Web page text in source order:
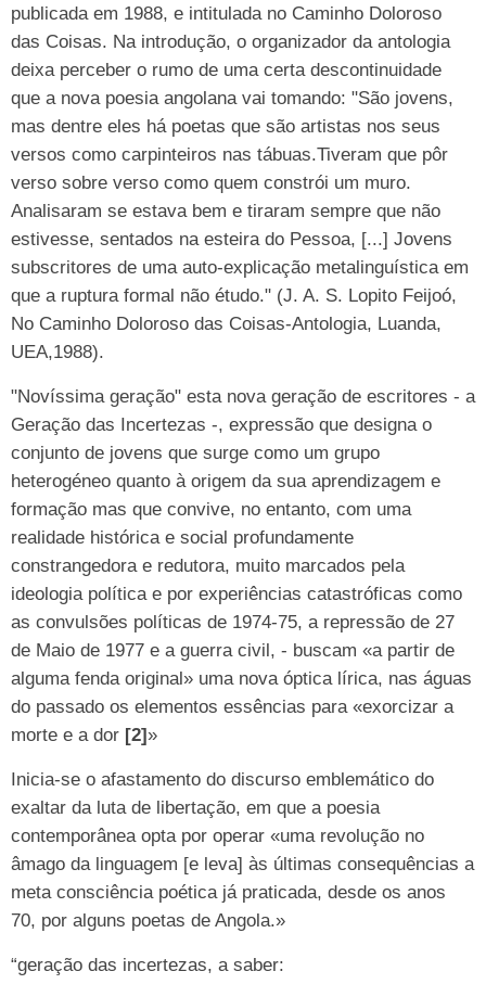
publicada em 1988, e intitulada no Caminho Doloroso
das Coisas. Na introdução, o organizador da antologia
deixa perceber o rumo de uma certa descontinuidade
que a nova poesia angolana vai tomando: "São jovens,
mas dentre eles há poetas que são artistas nos seus
versos como carpinteiros nas tábuas.Tiveram que pôr
verso sobre verso como quem constrói um muro.
Analisaram se estava bem e tiraram sempre que não
estivesse, sentados na esteira do Pessoa, [...] Jovens
subscritores de uma auto-explicação metalinguística em
que a ruptura formal não étudo." (J. A. S. Lopito Feijoó,
No Caminho Doloroso das Coisas-Antologia, Luanda,
UEA,1988).
"Novíssima geração" esta nova geração de escritores - a
Geração das Incertezas -, expressão que designa o
conjunto de jovens que surge como um grupo
heterogéneo quanto à origem da sua aprendizagem e
formação mas que convive, no entanto, com uma
realidade histórica e social profundamente
constrangedora e redutora, muito marcados pela
ideologia política e por experiências catastróficas como
as convulsões políticas de 1974-75, a repressão de 27
de Maio de 1977 e a guerra civil, - buscam «a partir de
alguma fenda original» uma nova óptica lírica, nas águas
do passado os elementos essências para «exorcizar a
morte e a dor [2]»
Inicia-se o afastamento do discurso emblemático do
exaltar da luta de libertação, em que a poesia
contemporânea opta por operar «uma revolução no
âmago da linguagem [e leva] às últimas consequências a
meta consciência poética já praticada, desde os anos
70, por alguns poetas de Angola.»
“geração das incertezas, a saber: